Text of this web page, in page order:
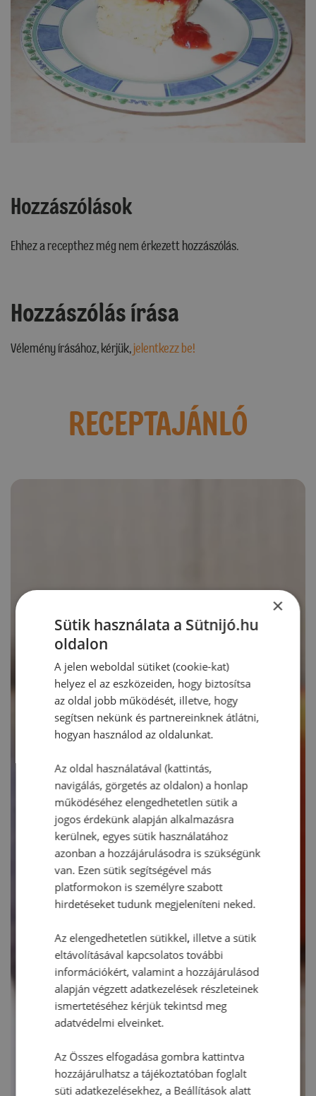
Hozzászólások
Ehhez a recepthez még nem érkezett hozzászólás.
Hozzászólás írása
Vélemény írásához, kérjük,jelentkezz be!
RECEPTAJÁNLÓ
×
Sütik használata a Sütnijó.hu
oldalon
A jelen weboldal sütiket (cookie-kat)
helyez el az eszközeiden, hogy biztosítsa
az oldal jobb működését, illetve, hogy
segítsen nekünk és partnereinknek átlátni,
hogyan használod az oldalunkat.
Az oldal használatával (kattintás,
navigálás, görgetés az oldalon) a honlap
működéséhez elengedhetetlen sütik a
jogos érdekünk alapján alkalmazásra
kerülnek, egyes sütik használatához
azonban a hozzájárulásodra is szükségünk
van. Ezen sütik segítségével más
platformokon is személyre szabott
hirdetéseket tudunk megjeleníteni neked.
Az elengedhetetlen sütikkel, illetve a sütik
eltávolításával kapcsolatos további
információkért, valamint a hozzájárulásod
alapján végzett adatkezelések részleteinek
ismertetéséhez kérjük tekintsd meg
adatvédelmi elveinket.
Az Összes elfogadása gombra kattintva
hozzájárulhatsz a tájékoztatóban foglalt
süti adatkezelésekhez, a Beállítások alatt